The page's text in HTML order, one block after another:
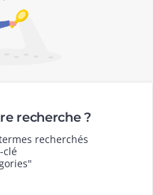
recherche ?
recherchés
clé